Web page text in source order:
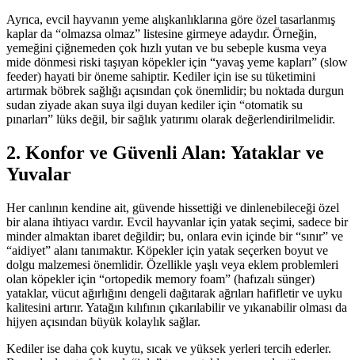
Ayrıca, evcil hayvanın yeme alışkanlıklarına göre özel tasarlanmış
kaplar da “olmazsa olmaz” listesine girmeye adaydır. Örneğin,
yemeğini çiğnemeden çok hızlı yutan ve bu sebeple kusma veya
mide dönmesi riski taşıyan köpekler için “yavaş yeme kapları” (slow
feeder) hayati bir öneme sahiptir. Kediler için ise su tüketimini
artırmak böbrek sağlığı açısından çok önemlidir; bu noktada durgun
sudan ziyade akan suya ilgi duyan kediler için “otomatik su
pınarları” lüks değil, bir sağlık yatırımı olarak değerlendirilmelidir.
2. Konfor ve Güvenli Alan: Yataklar ve
Yuvalar
Her canlının kendine ait, güvende hissettiği ve dinlenebileceği özel
bir alana ihtiyacı vardır. Evcil hayvanlar için yatak seçimi, sadece bir
minder almaktan ibaret değildir; bu, onlara evin içinde bir “sınır” ve
“aidiyet” alanı tanımaktır. Köpekler için yatak seçerken boyut ve
dolgu malzemesi önemlidir. Özellikle yaşlı veya eklem problemleri
olan köpekler için “ortopedik memory foam” (hafızalı sünger)
yataklar, vücut ağırlığını dengeli dağıtarak ağrıları hafifletir ve uyku
kalitesini artırır. Yatağın kılıfının çıkarılabilir ve yıkanabilir olması da
hijyen açısından büyük kolaylık sağlar.
Kediler ise daha çok kuytu, sıcak ve yüksek yerleri tercih ederler.